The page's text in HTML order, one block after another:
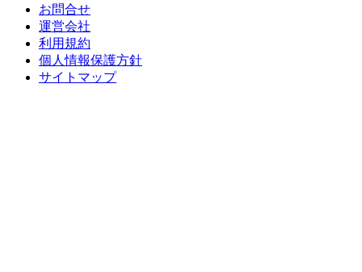
お問合せ
運営会社
利用規約
個人情報保護方針
サイトマップ